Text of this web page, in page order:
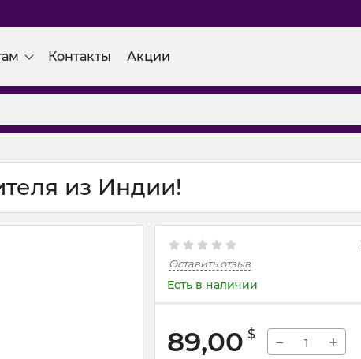
Контакты Акции
из Индии!
Оставить отзыв
Есть в наличии
89,00 $ − +